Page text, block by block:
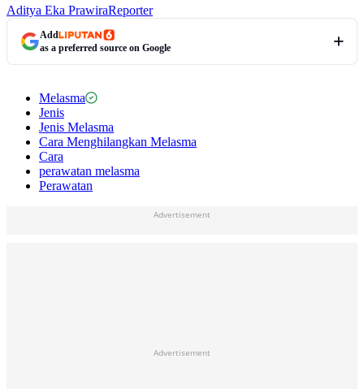
Aditya Eka PrawiraReporter
Add
as a preferred source on Google
Melasma
Jenis
Jenis Melasma
Cara Menghilangkan Melasma
Cara
perawatan melasma
Perawatan
Advertisement
Advertisement